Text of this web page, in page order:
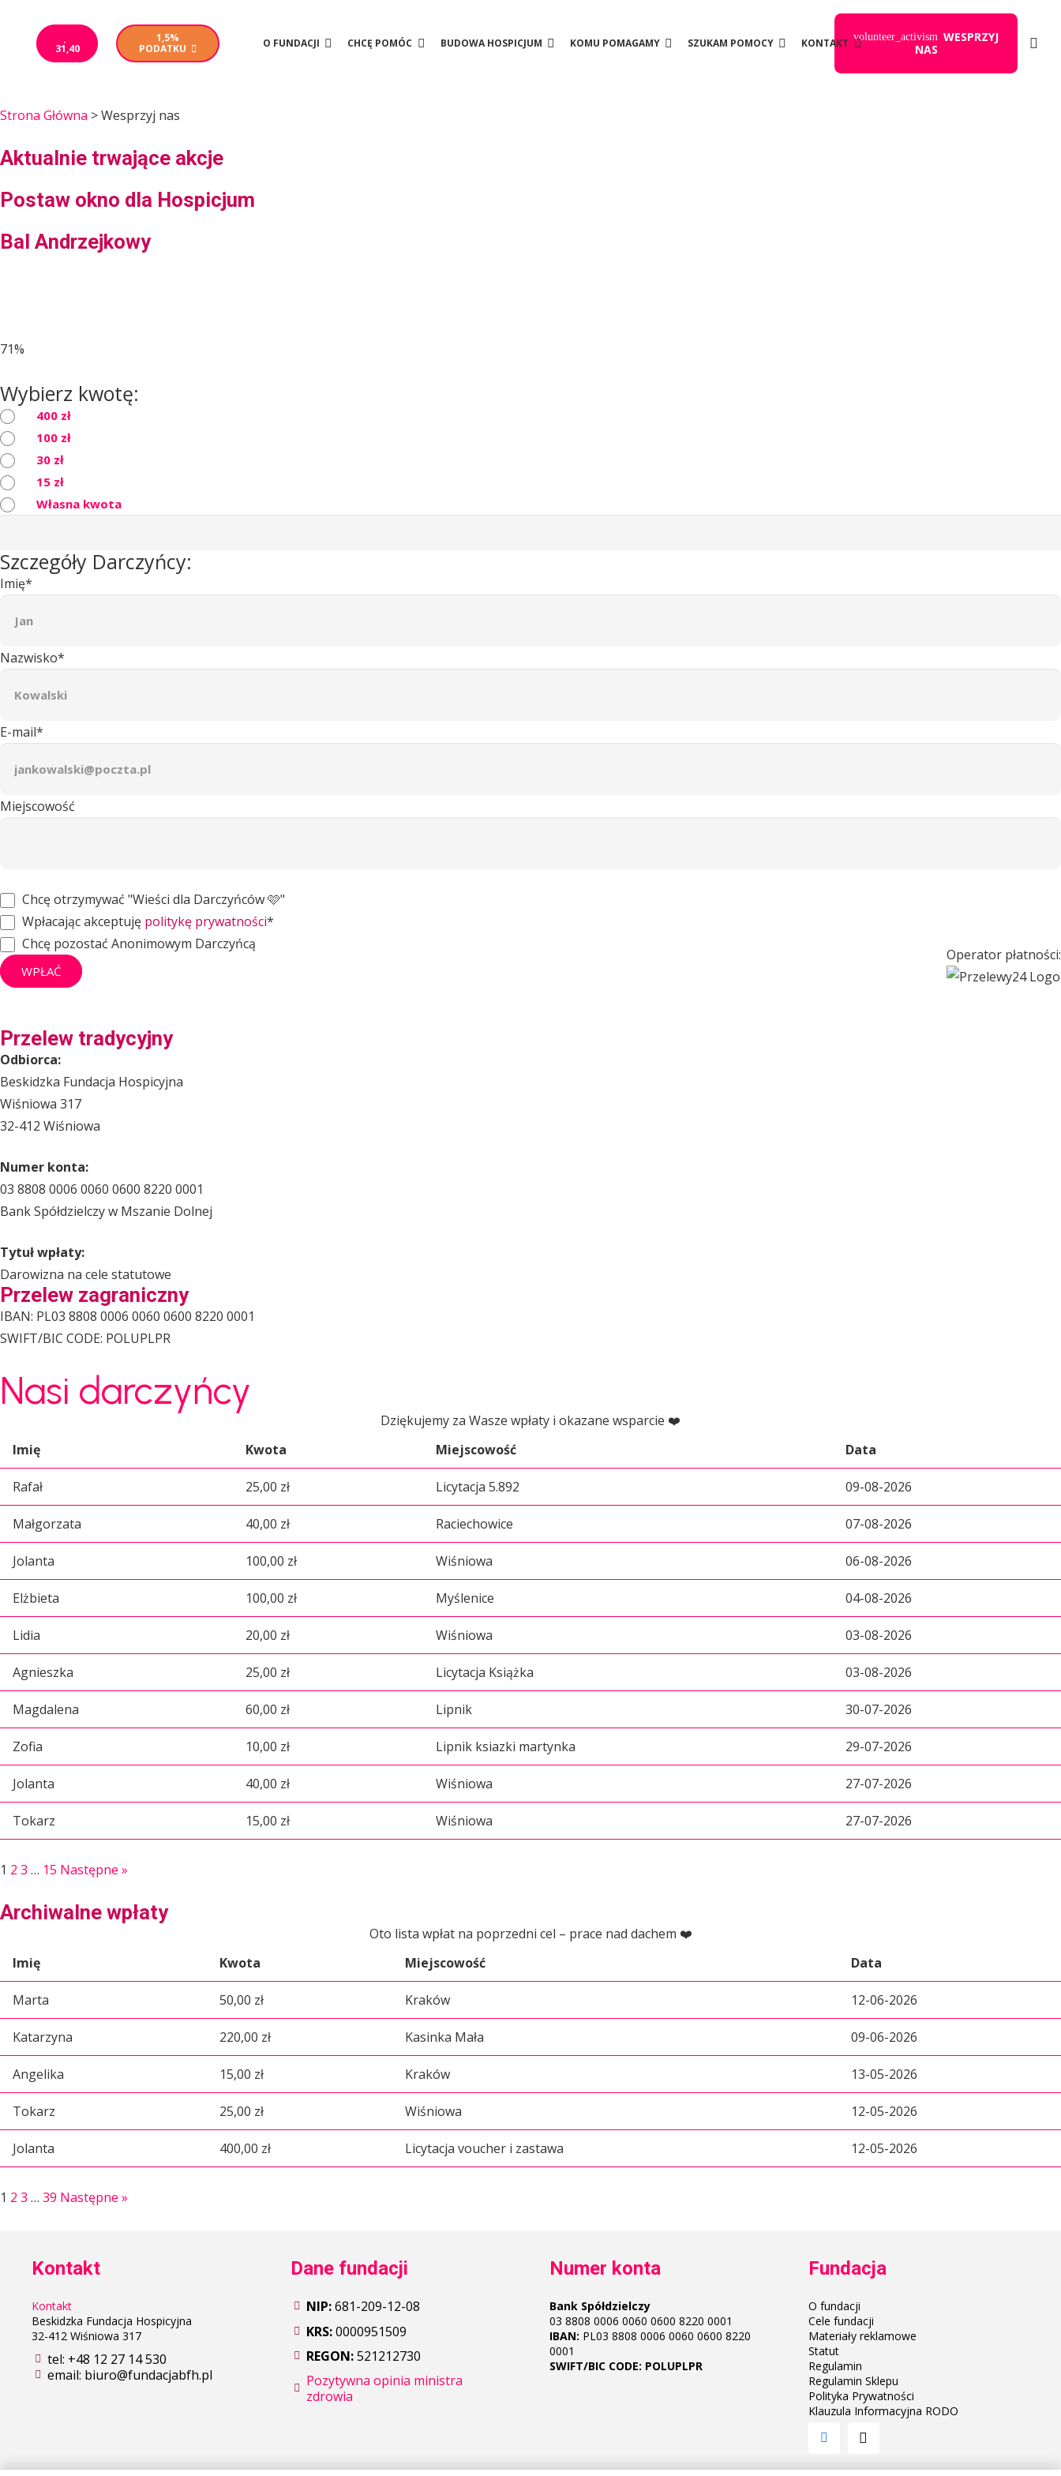
31,40
1,5%
PODATKU
O FUNDACJI CHCĘ POMÓC BUDOWA HOSPICJUM KOMU POMAGAMY SZUKAM POMOCY KONTAKT volunteer_activism WESPRZYJ
NAS
Wesprzyj nas
Strona Główna >Wesprzyj nas
Aktualnie trwające akcje
Postaw okno dla Hospicjum
Bal Andrzejkowy
71%
Wybierz kwotę:
400 zł
100 zł
30 zł
15 zł
Własna kwota
Szczegóły Darczyńcy:
Imię*
Nazwisko*
E-mail*
Miejscowość
Chcę otrzymywać "Wieści dla Darczyńców 🩷"
Wpłacając akceptuję politykę prywatności*
Chcę pozostać Anonimowym Darczyńcą
WPŁAĆ
Operator płatności:
Przelew tradycyjny
Odbiorca:
Beskidzka Fundacja Hospicyjna
Wiśniowa 317
32-412 Wiśniowa
Numer konta:
03 8808 0006 0060 0600 8220 0001
Bank Spółdzielczy w Mszanie Dolnej
Tytuł wpłaty:
Darowizna na cele statutowe
Przelew zagraniczny
IBAN: PL03 8808 0006 0060 0600 8220 0001
SWIFT/BIC CODE: POLUPLPR
Nasi darczyńcy
Dziękujemy za Wasze wpłaty i okazane wsparcie ❤️
Imię
Kwota Miejscowość Data
Rafał 25,00 zł Licytacja 5.892 09-08-2026
Małgorzata 40,00 zł Raciechowice 07-08-2026
Jolanta 100,00 zł Wiśniowa 06-08-2026
Elżbieta 100,00 zł Myślenice 04-08-2026
Lidia 20,00 zł Wiśniowa 03-08-2026
Agnieszka 25,00 zł Licytacja Książka 03-08-2026
Magdalena 60,00 zł Lipnik 30-07-2026
Zofia 10,00 zł Lipnik ksiazki martynka 29-07-2026
Jolanta 40,00 zł Wiśniowa 27-07-2026
Tokarz 15,00 zł Wiśniowa 27-07-2026
1 2 3 … 15 Następne »
Archiwalne wpłaty
Oto lista wpłat na poprzedni cel – prace nad dachem ❤️
Imię
Kwota Miejscowość Data
Marta 50,00 zł Kraków 12-06-2026
Katarzyna 220,00 zł Kasinka Mała 09-06-2026
Angelika 15,00 zł Kraków 13-05-2026
Tokarz 25,00 zł Wiśniowa 12-05-2026
Jolanta 400,00 zł Licytacja voucher i zastawa 12-05-2026
1 2 3 … 39 Następne »
Kontakt
Kontakt
Beskidzka Fundacja Hospicyjna
32-412 Wiśniowa 317
tel: +48 12 27 14 530
email: biuro@fundacjabfh.pl
Dane fundacji
NIP:681-209-12-08
KRS:0000951509
REGON:521212730
Pozytywna opinia ministra
zdrowia
Numer konta
Bank Spółdzielczy
03 8808 0006 0060 0600 8220 0001
IBAN: PL03 8808 0006 0060 0600 8220
0001
SWIFT/BIC CODE: POLUPLPR
Fundacja
O fundacji
Cele fundacji
Materiały reklamowe
Statut
Regulamin
Regulamin Sklepu
Polityka Prywatności
Klauzula Informacyjna RODO